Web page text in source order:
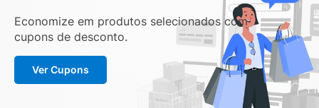
Economize em produtos selecionados com
cupons de desconto.
Ver Cupons